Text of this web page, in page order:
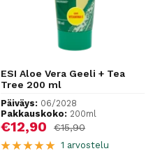
ESI Aloe Vera Geeli + Tea
Tree 200 ml
Päiväys: 06/2028
Pakkauskoko: 200ml
Alennushinta
€12,90 Normaalihinta
€15,90
1 arvostelu